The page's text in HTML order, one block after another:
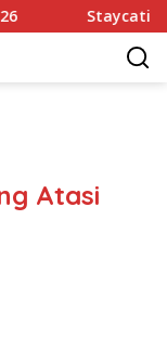
Staycation
Atasi